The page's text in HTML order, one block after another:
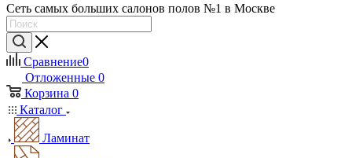
Сеть самых больших салонов полов №1 в Москве
Сравнение0
Отложенные 0
Корзина 0
Каталог
Ламинат